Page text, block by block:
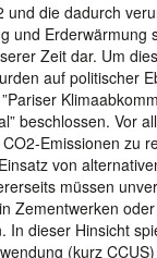
und die dadurch
und Erderwärmung
Zeit dar. Um
auf politischer
beschlossen. Vor
Emissionen zu
von
müssen
Zementwerken
In dieser Hinsicht
(kurz